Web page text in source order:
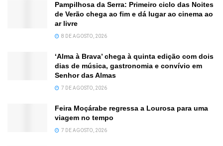
Pampilhosa da Serra: Primeiro ciclo das Noites
de Verão chega ao fim e dá lugar ao cinema ao
ar livre
8 DE AGOSTO, 2026
‘Alma à Brava’ chega à quinta edição com dois
dias de música, gastronomia e convívio em
Senhor das Almas
7 DE AGOSTO, 2026
Feira Moçárabe regressa a Lourosa para uma
viagem no tempo
7 DE AGOSTO, 2026